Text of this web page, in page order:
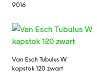
9016
Van Esch Tubulus W
kapstok 120 zwart